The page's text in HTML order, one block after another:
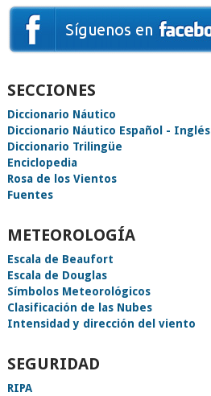
SECCIONES
Diccionario Náutico
Diccionario Náutico Español - Inglés
Diccionario Trilingüe
Enciclopedia
Rosa de los Vientos
Fuentes
METEOROLOGÍA
Escala de Beaufort
Escala de Douglas
Símbolos Meteorológicos
Clasificación de las Nubes
Intensidad y dirección del viento
SEGURIDAD
RIPA